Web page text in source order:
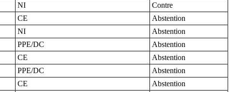
NI
Contre
CE
Abstention
NI
Abstention
PPE/DC
Abstention
CE
Abstention
PPE/DC
Abstention
CE
Abstention